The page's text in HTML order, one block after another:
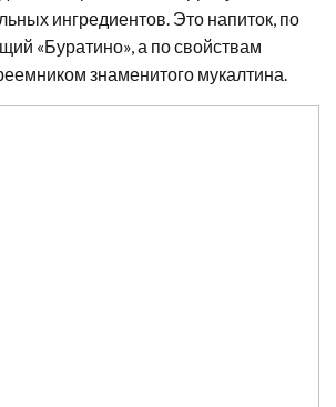
ингредиентов. Это напиток, по
«Буратино», а по свойствам
знаменитого мукалтина.